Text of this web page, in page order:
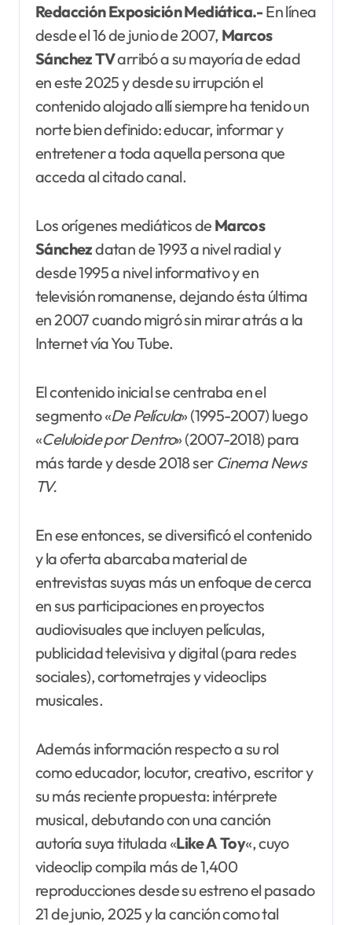
Redacción Exposición Mediática.-En línea
desde el 16 de junio de 2007, Marcos
Sánchez TVarribó a su mayoría de edad
en este 2025 y desde su irrupción el
contenido alojado allí siempre ha tenido un
norte bien definido: educar, informar y
entretener a toda aquella persona que
acceda al citado canal.
Los orígenes mediáticos de Marcos
Sánchezdatan de 1993 a nivel radial y
desde 1995 a nivel informativo y en
televisión romanense, dejando ésta última
en 2007 cuando migró sin mirar atrás a la
Internet vía You Tube.
El contenido inicial se centraba en el
segmento «De Película» (1995-2007) luego
«Celuloide por Dentro» (2007-2018) para
más tarde y desde 2018 ser Cinema News
TV.
En ese entonces, se diversificó el contenido
y la oferta abarcaba material de
entrevistas suyas más un enfoque de cerca
en sus participaciones en proyectos
audiovisuales que incluyen películas,
publicidad televisiva y digital (para redes
sociales), cortometrajes y videoclips
musicales.
Además información respecto a su rol
como educador, locutor, creativo, escritor y
su más reciente propuesta: intérprete
musical, debutando con una canción
autoría suya titulada «Like AToy«, cuyo
videoclip compila más de 1,400
reproducciones desde su estreno el pasado
21 de junio, 2025 y la canción como tal